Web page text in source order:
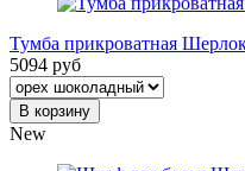
Тумба прикроватная
5094 руб
В корзину
New